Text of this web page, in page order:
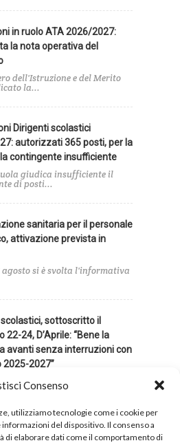
Consenso
utilizziamo tecnologie come i cookie per
del dispositivo. Il consenso a
di elaborare dati come il comportamento di
in ruolo ATA 2026/2027:
la nota operativa del
dell'Istruzione e del Merito
la...
Dirigenti scolastici
autorizzati 365 posti, per la
contingente insufficiente
giudica insufficiente il
di posti...
sanitaria per il personale
attivazione prevista in
si è svolta l'informativa
sottoscritto il
22-24, D’Aprile: “Bene la
avanti senza interruzioni con
2025-2027”
proseguire senza
il confronto negoziale,